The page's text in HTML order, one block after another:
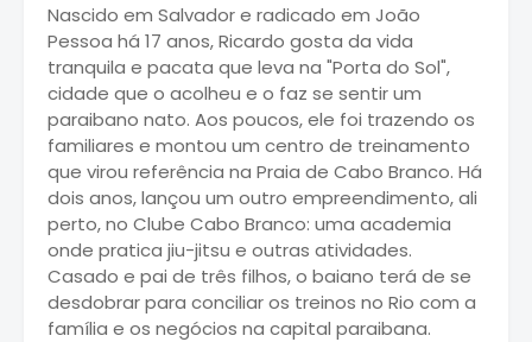
Nascido em Salvador e radicado em João
Pessoa há 17 anos, Ricardo gosta da vida
tranquila e pacata que leva na "Porta do Sol",
cidade que o acolheu e o faz se sentir um
paraibano nato. Aos poucos, ele foi trazendo os
familiares e montou um centro de treinamento
que virou referência na Praia de Cabo Branco. Há
dois anos, lançou um outro empreendimento, ali
perto, no Clube Cabo Branco: uma academia
onde pratica jiu-jitsu e outras atividades.
Casado e pai de três filhos, o baiano terá de se
desdobrar para conciliar os treinos no Rio com a
família e os negócios na capital paraibana.